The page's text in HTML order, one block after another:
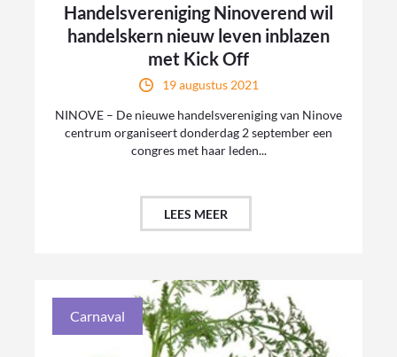
Handelsvereniging Ninoverend wil
handelskern nieuw leven inblazen
met Kick Off
19 augustus 2021
NINOVE – De nieuwe handelsvereniging van Ninove
centrum organiseert donderdag 2 september een
congres met haar leden...
LEES MEER
Carnaval